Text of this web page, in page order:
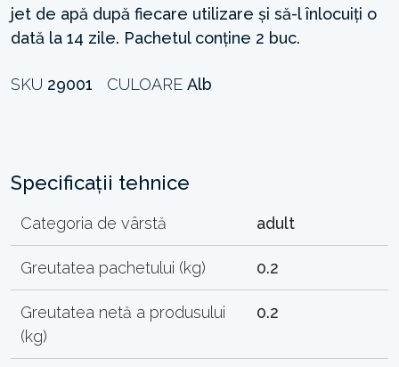
jet de apă după fiecare utilizare și să-l înlocuiți o
dată la 14 zile. Pachetul conține 2 buc.
SKU 29001 CULOARE Alb
Specificații tehnice
Categoria de vârstă adult
Greutatea pachetului (kg) 0.2
Greutatea netă a produsului
(kg)
0.2